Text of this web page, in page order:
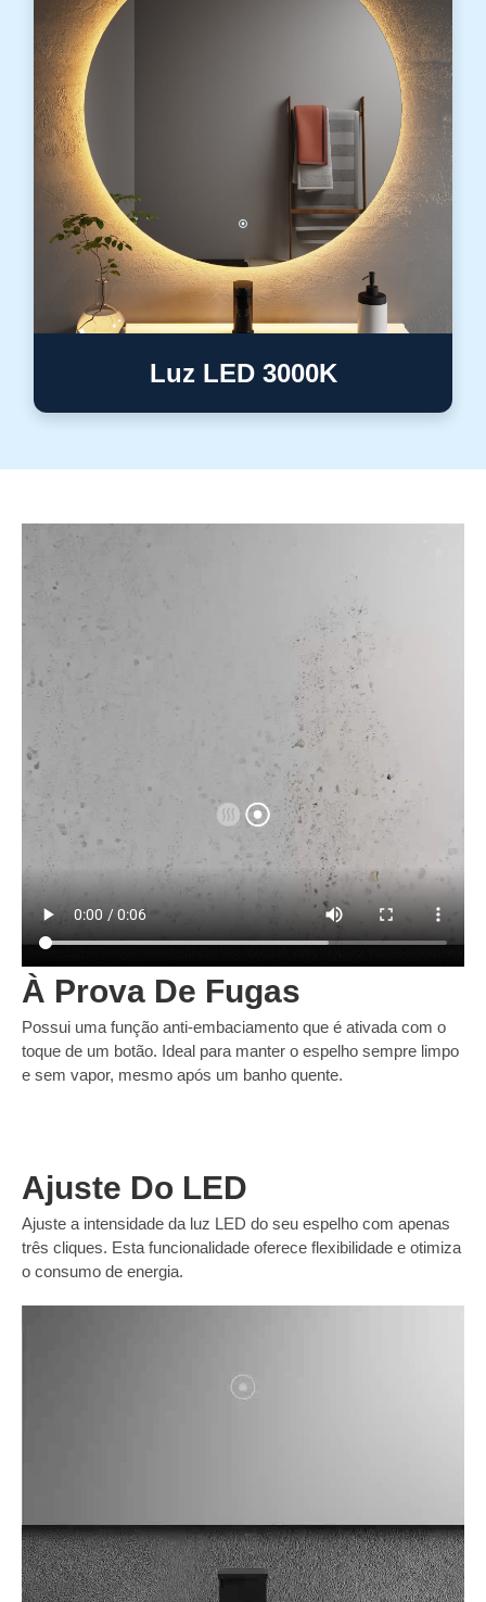
Luz LED 3000K
À Prova De Fugas
Possui uma função anti-embaciamento que é ativada com o
toque de um botão. Ideal para manter o espelho sempre limpo
e sem vapor, mesmo após um banho quente.
Ajuste Do LED
Ajuste a intensidade da luz LED do seu espelho com apenas
três cliques. Esta funcionalidade oferece flexibilidade e otimiza
o consumo de energia.